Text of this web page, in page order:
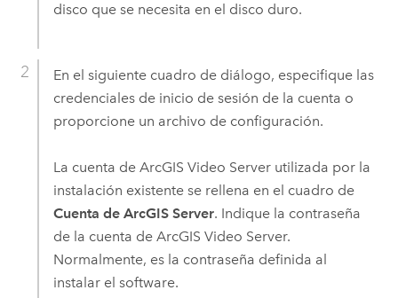
disco que se necesita en el disco duro.
En el siguiente cuadro de diálogo, especifique las
credenciales de inicio de sesión de la cuenta o
proporcione un archivo de configuración.
La cuenta de ArcGIS Video Serverutilizada por la
instalación existente se rellena en el cuadro de
Cuenta de ArcGIS Server. Indique la contraseña
de la cuenta de ArcGIS Video Server.
Normalmente, es la contraseña definida al
instalar el software.